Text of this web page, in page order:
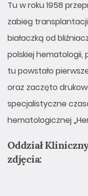
Tu w roku 1958
zabieg
białaczką od
polskiej hematologii,
tu powstało
oraz zaczęto
specjalistyczne
hematologicznej
Oddział
zdjęcia: